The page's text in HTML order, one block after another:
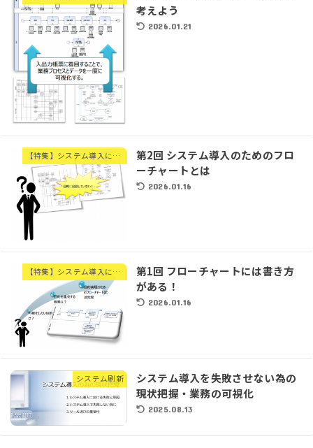
考えよう
2026.01.21
【特集】システム導入に必要なフローチャートの書き方
第2回 システム導入のためのフロ
ーチャートとは
2026.01.16
【特集】システム導入に必要なフローチャートの書き方
第1回 フローチャートには書き方
がある！
2026.01.16
システム刷新
システム導入を失敗させない為の
現状把握・業務の可視化
2025.08.13